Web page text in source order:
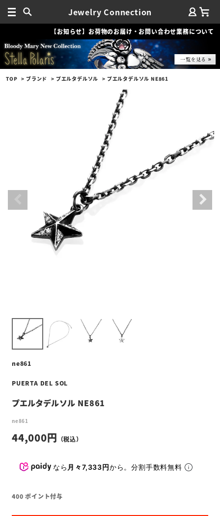
Jewelry Connection
【お知らせ】お荷物のお届け・お問い合わせ業務について
TOP ブランド プエルタデルソル プエルタデルソル NE861
ne861
PUERTA DEL SOL
プエルタデルソル NE861
ne861
44,000
なら 月々7,333円から。分割手数料無料
400 ポイント付与